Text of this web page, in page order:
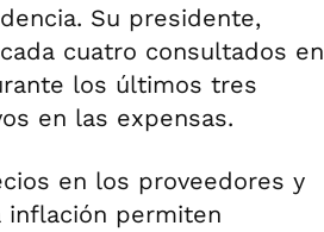
Su presidente,
cuatro consultados en
los últimos tres
en las expensas.
en los proveedores y
inflación permiten